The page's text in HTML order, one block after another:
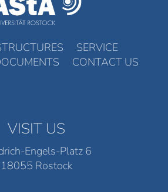
SERVICE
CONTACT US
VISIT US
Engels-Platz 6
18055 Rostock